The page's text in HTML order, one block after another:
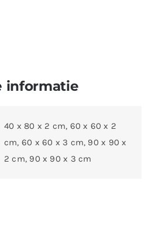
informatie
40 x 80 x 2 cm, 60 x 60 x 2
cm, 60 x 60 x 3 cm, 90 x 90 x
2 cm, 90 x 90 x 3 cm